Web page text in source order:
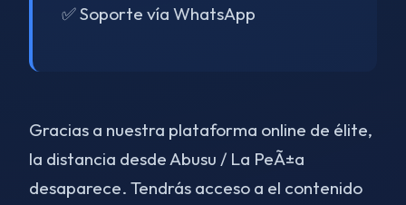
✅ Soporte vía WhatsApp
Gracias a nuestra plataforma online de élite,
la distancia desde Abusu / La PeÃ±a
desaparece. Tendrás acceso a el contenido